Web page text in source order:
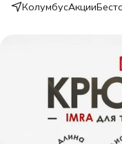
КолумбусАкции